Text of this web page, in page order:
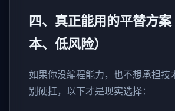
四、真正能用的平替方
本、低风险）
如果你没编程能力，也不想承担技
别硬扛，以下才是现实选择：